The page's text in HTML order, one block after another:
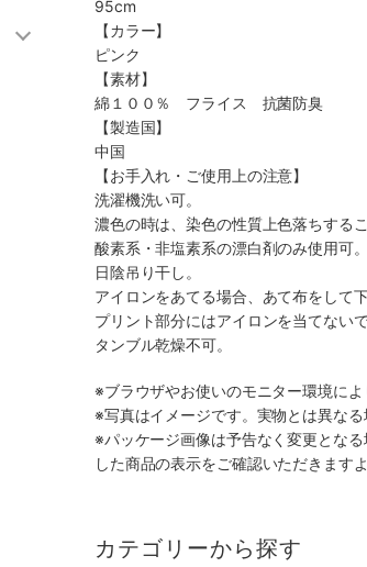
95cm
【カラー】
ピンク
【素材】
綿１００％ フライス 抗菌防臭
【製造国】
中国
【お手入れ・ご使用上の注意】
洗濯機洗い可。
濃色の時は、染色の性質上色落ちする
酸素系・非塩素系の漂白剤のみ使用可。
日陰吊り干し。
アイロンをあてる場合、あて布をして下
プリント部分にはアイロンを当てないで
タンブル乾燥不可。
※ブラウザやお使いのモニター環境に
※写真はイメージです。実物とは異なる
※パッケージ画像は予告なく変更とな
した商品の表示をご確認いただきます
カテゴリーから探す